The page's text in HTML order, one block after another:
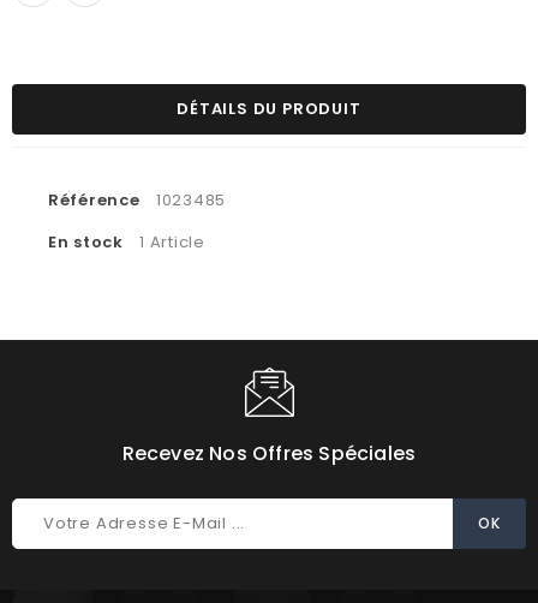
DÉTAILS DU PRODUIT
Référence
1023485
En stock
1 Article
Recevez Nos Offres Spéciales